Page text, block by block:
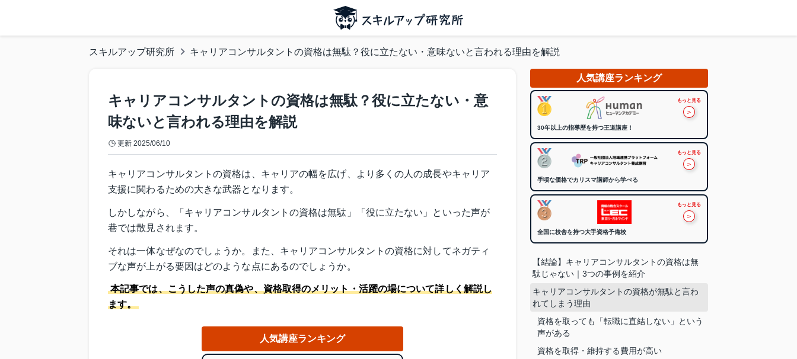
スキルアップ研究所 キャリアコンサルタントの資格は無駄？役に立たない・意味ないと言われる理由を解説
キャリアコンサルタントの資格は無駄？役に立たない・意
味ないと言われる理由を解説
更新 2025/06/10
キャリアコンサルタントの資格は、キャリアの幅を広げ、より多くの人の成長やキャリア
支援に関わるための大きな武器となります。
しかしながら、「キャリアコンサルタントの資格は無駄」「役に立たない」といった声が
巷では散見されます。
それは一体なぜなのでしょうか。また、キャリアコンサルタントの資格に対してネガティ
ブな声が上がる要因はどのような点にあるのでしょうか。
本記事では、こうした声の真偽や、資格取得のメリット・活躍の場について詳しく解説し
ます。
人気講座ランキング
人気講座ランキング
もっと見る
＞
30年以上の指導歴を持つ王道講座！
もっと見る
＞
手頃な価格でカリスマ講師から学べる
もっと見る
＞
全国に校舎を持つ大手資格予備校
【結論】キャリアコンサルタントの資格は無
駄じゃない｜3つの事例を紹介
キャリアコンサルタントの資格が無駄と言わ
れてしまう理由
資格を取っても「転職に直結しない」という
声がある
資格を取得・維持する費用が高い